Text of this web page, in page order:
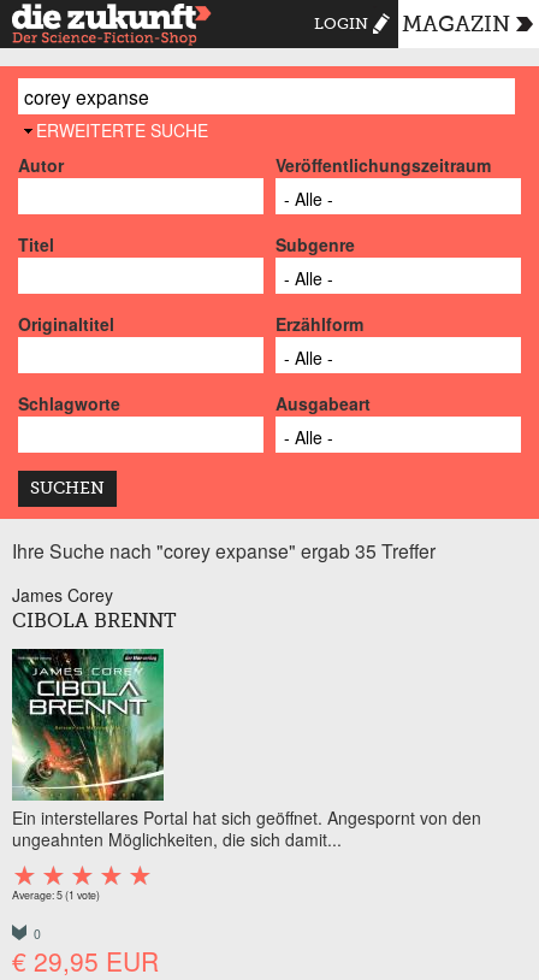
LOGIN MAGAZIN
AUSBLENDEN
ERWEITERTE SUCHE
Autor
Veröffentlichungszeitraum
Titel Subgenre
Originaltitel Erzählform
Schlagworte Ausgabeart
Ihre Suche nach "corey expanse" ergab 35 Treffer
James Corey
CIBOLA BRENNT
Ein interstellares Portal hat sich geöffnet. Angespornt von den
ungeahnten Möglichkeiten, die sich damit...
Average:5(1 vote)
0
€ 29,95 EUR